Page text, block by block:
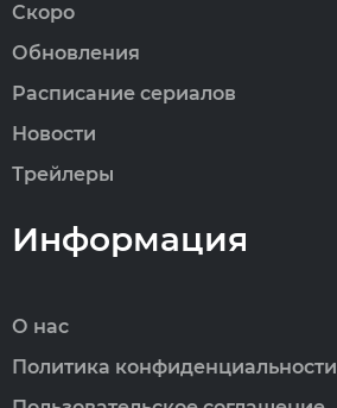
Скоро
Обновления
Расписание сериалов
Новости
Трейлеры
Информация
О нас
Политика конфиденциальности